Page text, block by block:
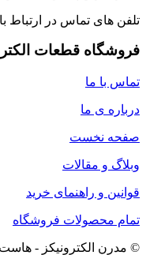
تلفن های تماس در ارتباط
فروشگاه قطعات
تماس با ما
درباره ی ما
صفحه نخست
وبلاگ و مقالات
قوانین و راهنمای خرید
تمام محصولات فروشگاه
© مدرن الکترونیکز -